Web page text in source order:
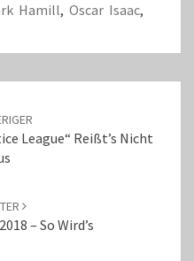
Hamill, Oscar Isaac,
League“ Reißt’s Nicht
– So Wird’s